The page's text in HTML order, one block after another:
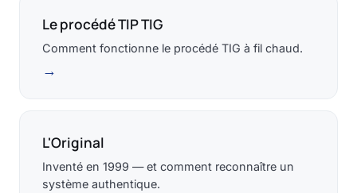
Le procédé TIP TIG
Comment fonctionne le procédé TIG à fil chaud.
→
L'Original
Inventé en 1999 — et comment reconnaître un
système authentique.